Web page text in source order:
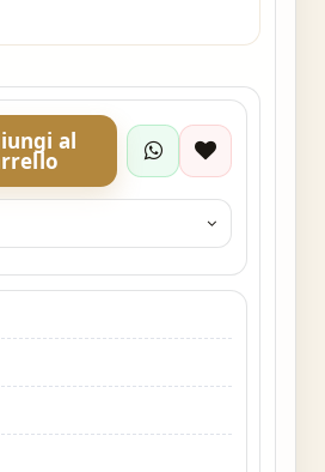
al